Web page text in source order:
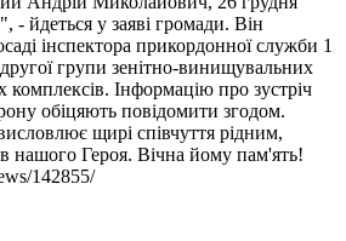
- йдеться у заяві громади. Він
інспектора прикордонної служби 1
другої групи зенітно-винищувальних
комплексів. Інформацію про зустріч
обіцяють повідомити згодом.
щирі співчуття рідним,
нашого Героя. Вічна йому пам'ять!
142855/